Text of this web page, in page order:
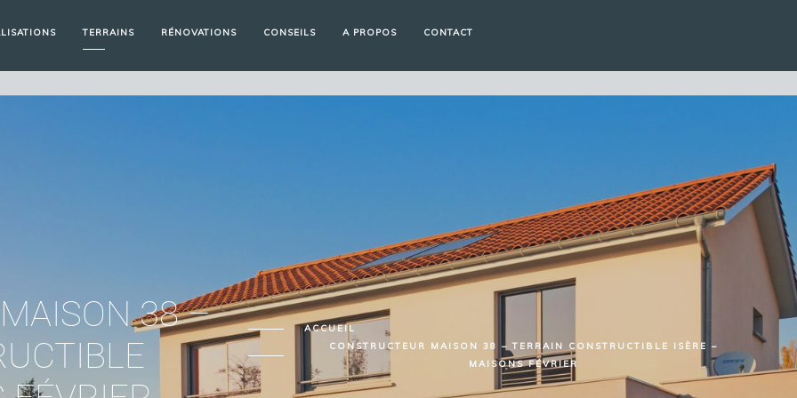
TERRAINS RÉNOVATIONS CONSEILS A PROPOS CONTACT
38 –
ACCUEIL
CONSTRUCTEUR MAISON 38 – TERRAIN CONSTRUCTIBLE ISÈRE –
MAISONS FÉVRIER